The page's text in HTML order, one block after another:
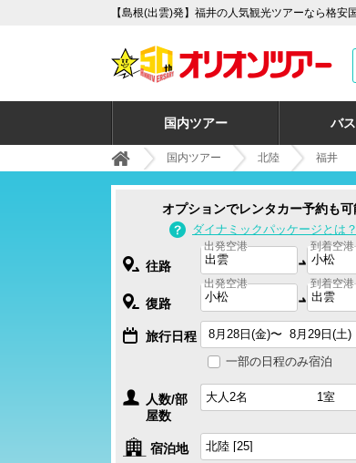
【島根(出雲)発】福井の人気観光ツアーなら格
国内ツアー バ
国内ツアー 北陸 福井
オプションでレンタカー予約も可
ダイナミックパッケージとは？
往路
出発空港 到着空港
復路
出発空港 到着空港
旅行日程
一部の日程のみ宿泊
人数/部
屋数
宿泊地